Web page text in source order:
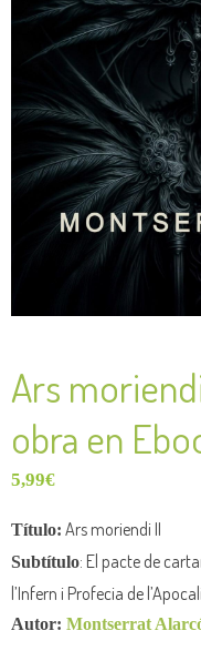
Ars
obra en
5,99€
Título: Ars moriendi II
Subtítulo: El pacte de
l’Infern i Profecia de
Autor: Montserrat